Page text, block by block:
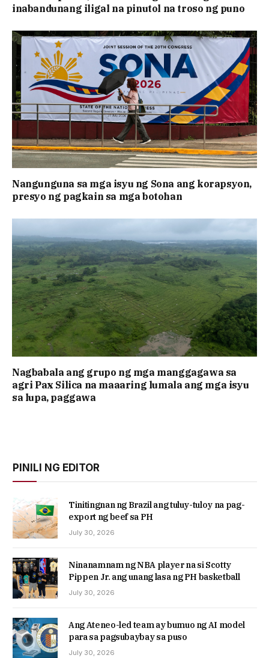
inabandunang iligal na pinutol na troso ng puno
Nangunguna sa mga isyu ng Sona ang korapsyon,
presyo ng pagkain sa mga botohan
Nagbabala ang grupo ng mga manggagawa sa
agri Pax Silica na maaaring lumala ang mga isyu
sa lupa, paggawa
PINILI NG EDITOR
Tinitingnan ng Brazil ang tuluy-tuloy na pag-
export ng beef sa PH
July 30, 2026
Ninanamnam ng NBA player na si Scotty
Pippen Jr. ang unang lasa ng PH basketball
July 30, 2026
Ang Ateneo-led team ay bumuo ng AI model
para sa pagsubaybay sa puso
July 30, 2026